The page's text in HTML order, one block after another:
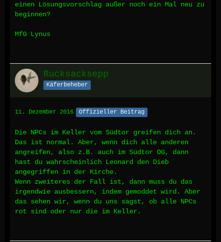
einen Lösungsvorschlag außer noch ein Mal neu zu
beginnen?
MfG Lynus
Rucksacksepp
Käferbeheber
11. Dezember 2016 Offizieller Beitrag
Die NPCs im Keller vom Südtor greifen dich an.
Das ist normal. Aber, wenn dich alle anderen
angreifen, also z.B. auch im Südtor OG, dann
hast du wahrscheinlich Leonard den Dieb
angegriffen in der Kirche.
Wenn zweiteres der Fall ist, dann muss du das
irgendwie ausbessern, indem gemoddet wird. Aber
das sehen wir, wenn du uns sagst, ob alle NPCs
rot sind oder nur die im Keller.